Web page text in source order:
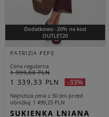
Dodatkowo -20% na kod
OUTLET20
PATRIZIA PEPE
Cena regularna
1 999,00 PLN
1 339,33 PLN -33%
Najniższa cena z 30 dni przed
obniżką 1 499,25 PLN
SUKIENKA LNIANA